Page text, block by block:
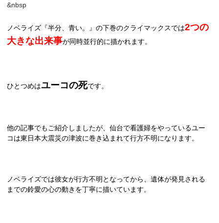
&nbsp
ノベライズ『半分、青い。』の下巻のクライマックスでは2つの
大きな出来事が同時並行的に描かれます。
ひとつめはユーコの死です。
他の記事でもご紹介しましたが、仙台で看護婦をやっているユー
コは東日本大震災の津波に巻き込まれて行方不明になります。
ノベライズでは彼女が行方不明となってから、遺体が発見される
までの鈴愛の心の動きを丁寧に描いています。